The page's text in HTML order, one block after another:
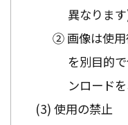
異なりま
② 画像は使用
を別目的
ンロード
使用の禁止